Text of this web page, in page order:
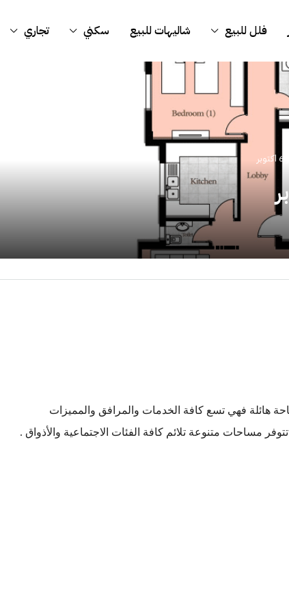
فلل للبيع شاليهات للبيع سكني تجاري
هائلة فهي تسع كافة الخدمات والمرافق والمميزات
مساحات متنوعة تلائم كافة الفئات الاجتماعية والأذواق .
الأثنين
17
الثلاثاء
18
19